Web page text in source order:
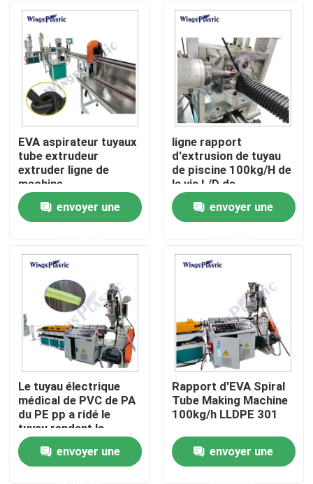
Produits
Au sujet de nous
Visite d'usine
Contrôle de qualité
Contactez-nous
Machine en plastique d'extrudeuse de tuyau
Ligne en plastique d'extrusion de tuyau
EVA aspirateur tuyaux
tube extrudeur
extruder ligne de
machine
envoyer une
ligne rapport
d'extrusion de tuyau
de piscine 100kg/H de
la vis L/D de
l'alimentation
d'énergie de
220V/380V 301
envoyer une
Le tuyau électrique
médical de PVC de PA
du PE pp a ridé le
tuyau rendant la
machine à mur unique
envoyer une
Rapport d'EVA Spiral
Tube Making Machine
100kg/h LLDPE 301
envoyer une